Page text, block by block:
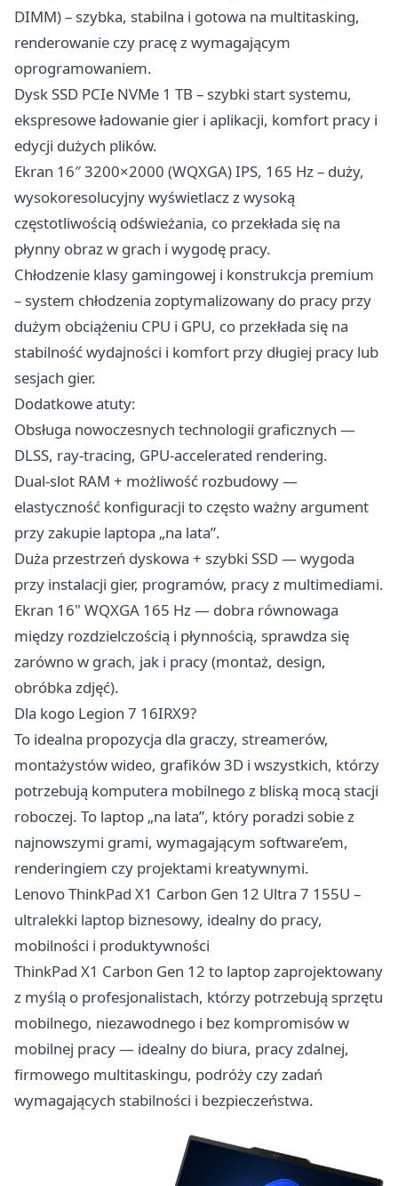
DIMM) – szybka, stabilna i gotowa na multitasking,
renderowanie czy pracę z wymagającym
oprogramowaniem.
Dysk SSD PCIe NVMe 1 TB – szybki start systemu,
ekspresowe ładowanie gier i aplikacji, komfort pracy i
edycji dużych plików.
Ekran 16″ 3200×2000 (WQXGA) IPS, 165 Hz – duży,
wysokoresolucyjny wyświetlacz z wysoką
częstotliwością odświeżania, co przekłada się na
płynny obraz w grach i wygodę pracy.
Chłodzenie klasy gamingowej i konstrukcja premium
– system chłodzenia zoptymalizowany do pracy przy
dużym obciążeniu CPU i GPU, co przekłada się na
stabilność wydajności i komfort przy długiej pracy lub
sesjach gier.
Dodatkowe atuty:
Obsługa nowoczesnych technologii graficznych —
DLSS, ray-tracing, GPU-accelerated rendering.
Dual-slot RAM + możliwość rozbudowy —
elastyczność konfiguracji to często ważny argument
przy zakupie laptopa „na lata”.
Duża przestrzeń dyskowa + szybki SSD — wygoda
przy instalacji gier, programów, pracy z multimediami.
Ekran 16" WQXGA 165 Hz — dobra równowaga
między rozdzielczością i płynnością, sprawdza się
zarówno w grach, jak i pracy (montaż, design,
obróbka zdjęć).
Dla kogo Legion 7 16IRX9?
To idealna propozycja dla graczy, streamerów,
montażystów wideo, grafików 3D i wszystkich, którzy
potrzebują komputera mobilnego z bliską mocą stacji
roboczej. To laptop „na lata”, który poradzi sobie z
najnowszymi grami, wymagającym software’em,
renderingiem czy projektami kreatywnymi.
Lenovo ThinkPad X1 Carbon Gen 12 Ultra 7 155U –
ultralekki laptop biznesowy, idealny do pracy,
mobilności i produktywności
ThinkPad X1 Carbon Gen 12 to laptop zaprojektowany
z myślą o profesjonalistach, którzy potrzebują sprzętu
mobilnego, niezawodnego i bez kompromisów w
mobilnej pracy — idealny do biura, pracy zdalnej,
firmowego multitaskingu, podróży czy zadań
wymagających stabilności i bezpieczeństwa.